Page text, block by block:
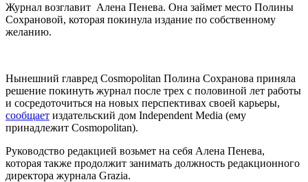
Журнал возглавит Алена Пенева. Она займет место Полины
Сохрановой, которая покинула издание по собственному
желанию.
Нынешний главред Cosmopolitan Полина Сохранова приняла
решение покинуть журнал после трех с половиной лет работы
и сосредоточиться на новых перспективах своей карьеры,
сообщает издательский дом Independent Media (ему
принадлежит Cosmopolitan).
Руководство редакцией возьмет на себя Алена Пенева,
которая также продолжит занимать должность редакционного
директора журнала Grazia.